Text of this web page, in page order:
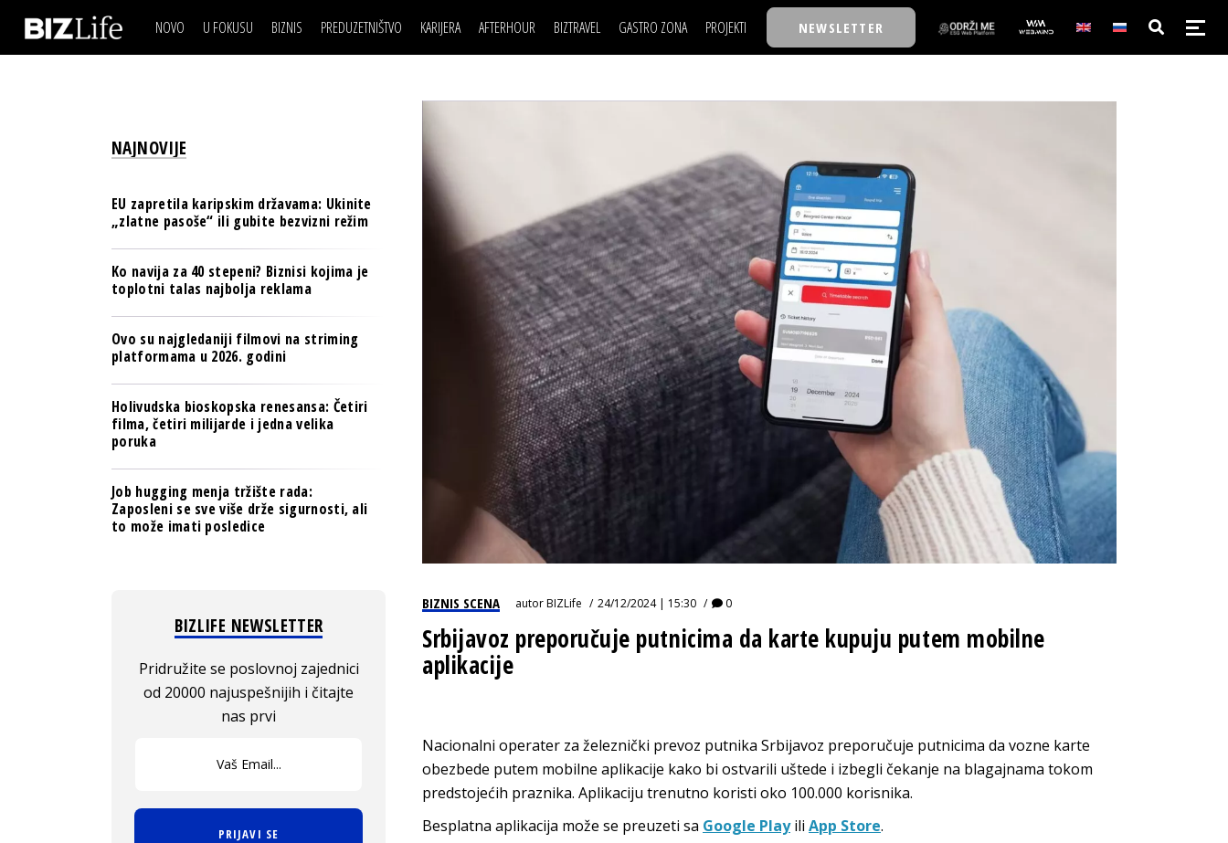
NOVO U FOKUSU BIZNIS
BANKE
OSIGURANJE
TECH I AI
BIZNIS & SPORT
PULS REGIONA
NOVO NA RAFU
PREDUZETNIŠTVO KARIJERA
USAVRŠAVANJE
KNOW-HOW
AFTERHOUR
WELLBEING
BIZTRAVEL GASTRO ZONA PROJEKTI
30 ISPOD 30
BACK TO OFFICE/SCHOOL
BIZBENDOVI
BIZKOLEGIJUM
BMW BIZNIS LIGA
BIZLIFE WEEK
IZJAVA GODINE
NEWSLETTER
IZJAVA DANABIZNIS SCENA
BREND I KOMUNIKACIJE
OSIGURANJE
TECH I AI
PULS REGIONA
POSAO
MOJ UGAO
KNOW-HOW
FILM I SCENA
AUTO SVET
NAJKOLEGA
30 ISPOD 30
BIZBENDOVI
BIZKOLEGIJUM
BMW BIZNIS LIGA
BIZLIFE WEEK
IZJAVA GODINE
BIZNIS SCENA autorBIZLife 24/12/2024 | 15:30 0
Srbijavoz preporučuje putnicima da karte kupuju putem mobilne
aplikacije
Nacionalni operater za železnički prevoz putnika Srbijavoz preporučuje putnicima da vozne karte
obezbede putem mobilne aplikacije kako bi ostvarili uštede i izbegli čekanje na blagajnama tokom
predstojećih praznika. Aplikaciju trenutno koristi oko 100.000 korisnika.
Besplatna aplikacija može se preuzeti sa Google Playili App Store.
NAJNOVIJE
EU zapretila karipskim državama: Ukinite
„zlatne pasoše“ ili gubite bezvizni režim
Ko navija za 40 stepeni? Biznisi kojima je
toplotni talas najbolja reklama
Ovo su najgledaniji filmovi na striming
platformama u 2026. godini
Holivudska bioskopska renesansa: Četiri
filma, četiri milijarde i jedna velika
poruka
Job hugging menja tržište rada:
Zaposleni se sve više drže sigurnosti, ali
to može imati posledice
BIZLIFE NEWSLETTER
Pridružite se poslovnoj zajednici
od 20000 najuspešnijih i čitajte
nas prvi
PRIJAVI SE